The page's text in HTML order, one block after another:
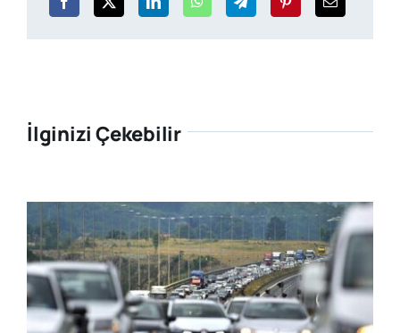
İlginizi Çekebilir